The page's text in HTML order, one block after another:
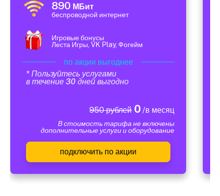
890 МБит
беспроводной интернет
Игровые бонусы
Леста Игры, VK Play, Фогейм
по акции выгоднее
* Пользуйтесь услугами
в течение 30 дней выгодно
950 рублей0 /в месяц
В стоимость тарифа не включены
дополнительные услуги и оборудование
подключить по акции